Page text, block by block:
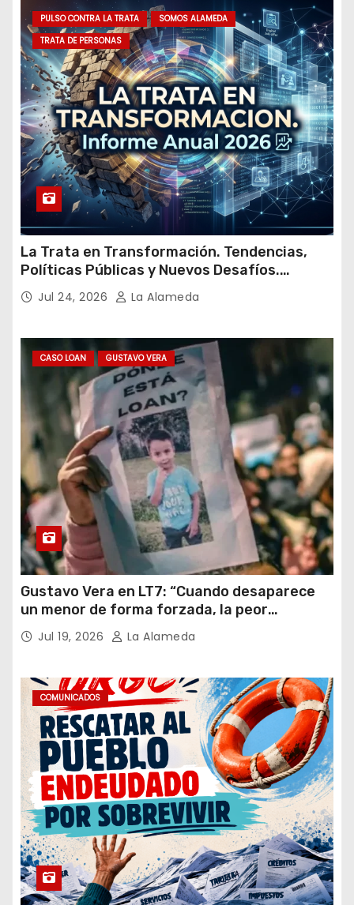
m
a
i
PULSO CONTRA LA TRATA
SOMOS ALAMEDA
TRATA DE PERSONAS
La Trata en Transformación. Tendencias,
Políticas Públicas y Nuevos Desafíos.
Argentina y el Mundo – Julio 2026
Jul 24, 2026 La Alameda
CASO LOAN GUSTAVO VERA
Gustavo Vera en LT7: “Cuando desaparece
un menor de forma forzada, la peor
hipótesis es trata, y así debe seguir
caratulado el caso Loan”
Jul 19, 2026 La Alameda
COMUNICADOS